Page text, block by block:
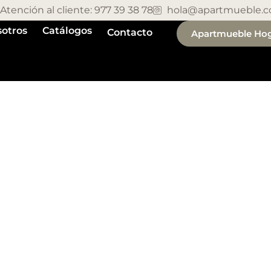
Atención al cliente: 977 39 38 78
Catálogos Contacto Apartmueble